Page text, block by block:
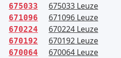
675033 675033 Leuze
671096 671096 Leuze
670224 670224 Leuze
670192 670192 Leuze
670064
670064 Leuze